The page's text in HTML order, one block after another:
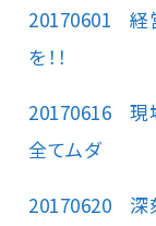
20170601 経
を！！
20170616 現
全てムダ
20170620 深